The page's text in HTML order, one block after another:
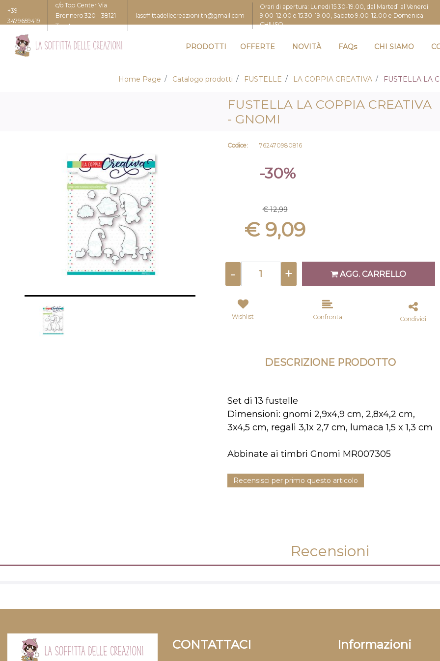
+39
3479659419
c/o Top Center Via
Brennero 320 - 38121
Trento
lasoffittadellecreazioni.tn@gmail.com
Orari di apertura: Lunedi 15.30-19.00, dal Martedì al Venerdì
9.00-12.00 e 15.30-19.00, Sabato 9.00-12.00 e Domenica
CHIUSO
PRODOTTI OFFERTE NOVITÀ FAQs CHI SIAMO
Home Page Catalogo prodotti FUSTELLE LA COPPIA CREATIVA FUSTELLA LA
FUSTELLA LA COPPIA CREATIVA
- GNOMI
Codice: 762470980816
-30%
€ 12,99
€ 9,09
AGG. CARRELLO
Wishlist Confronta Condividi
DESCRIZIONE PRODOTTO
Set di 13 fustelle
Dimensioni: gnomi 2,9x4,9 cm, 2,8x4,2 cm,
3x4,5 cm, regali 3,1x 2,7 cm, lumaca 1,5 x 1,3 cm
Abbinate ai timbri Gnomi MR007305
Recensisci per primo questo articolo
Recensioni
CONTATTACI Informazioni